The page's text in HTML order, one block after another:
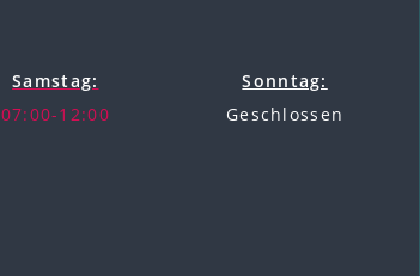
Samstag:
07:00-12:00
Sonntag:
Geschlossen